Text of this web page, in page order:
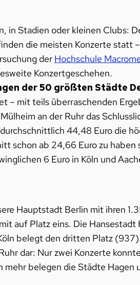
in Stadien oder kleinen Clubs:
die meisten Konzerte statt
der Hochschule
Konzertgeschehen.
der 50 größten Städte
– mit teils überraschenden
an der Ruhr das
44,48 Euro die
schon ab 24,66 Euro zu
6 Euro in Köln und
Hauptstadt Berlin mit ihren
auf Platz eins. Die Hansestadt
belegt den dritten Platz
dar: Nur zwei Konzerte
belegen die Städte Hagen